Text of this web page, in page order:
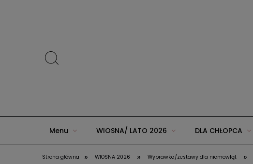
Menu WIOSNA/ LATO 2026 DLA CHŁOPCA
ZIMA 2025 w AGUU KIDS JESIEŃ/ZIMA 2025
Strona główna » WIOSNA 2026 » Wyprawka/zestawy dla niemowląt »